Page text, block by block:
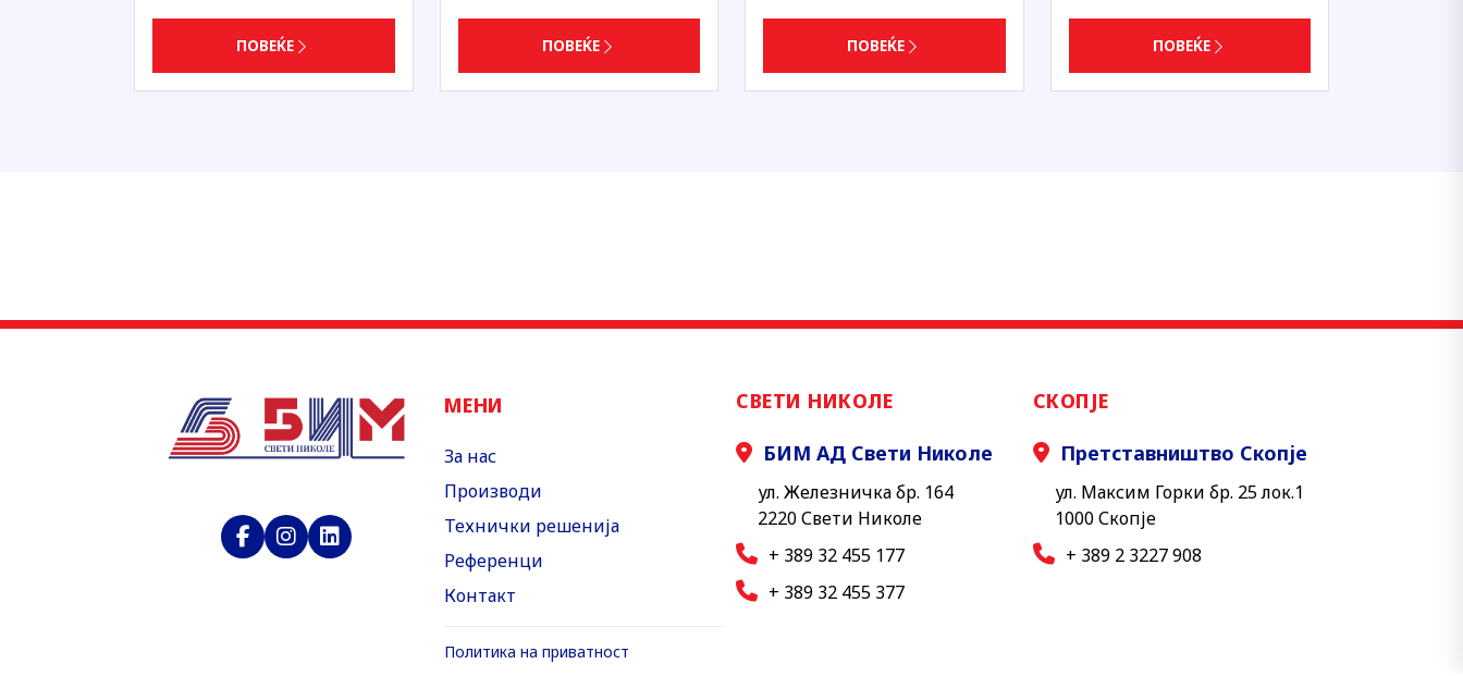
ПОВЕЌЕ ПОВЕЌЕ ПОВЕЌЕ ПОВЕЌЕ
МЕНИ
За нас
Производи
Технички решенија
Референци
Контакт
Политика на приватност
СВЕТИ НИКОЛЕ
БИМ АД Свети Николе
ул. Железничка бр. 164
2220 Свети Николе
+ 389 32 455 177
+ 389 32 455 377
СКОПЈЕ
Претставништво Скопје
ул. Максим Горки бр. 25 лок.1
1000 Скопје
+ 389 2 3227 908